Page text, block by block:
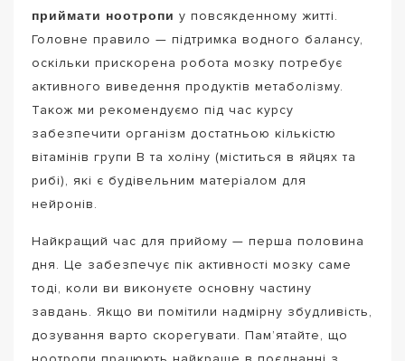
приймати ноотропи у повсякденному житті.
Головне правило — підтримка водного балансу,
оскільки прискорена робота мозку потребує
активного виведення продуктів метаболізму.
Також ми рекомендуємо під час курсу
забезпечити організм достатньою кількістю
вітамінів групи B та холіну (міститься в яйцях та
рибі), які є будівельним матеріалом для
нейронів.
Найкращий час для прийому — перша половина
дня. Це забезпечує пік активності мозку саме
тоді, коли ви виконуєте основну частину
завдань. Якщо ви помітили надмірну збудливість,
дозування варто скорегувати. Пам’ятайте, що